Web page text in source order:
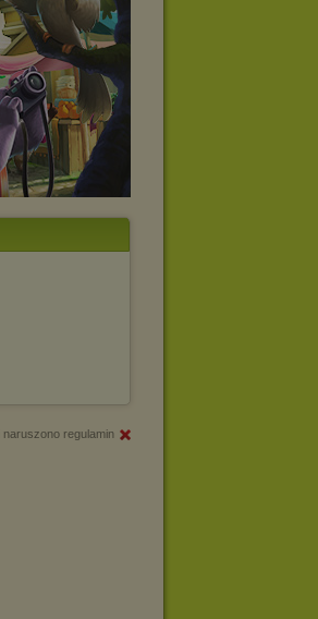
naruszono regulamin